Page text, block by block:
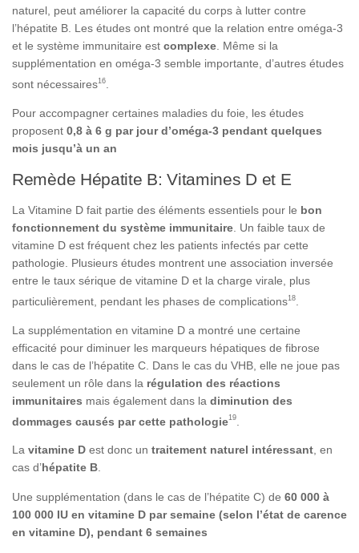
naturel, peut améliorer la capacité du corps à lutter contre
l’hépatite B. Les études ont montré que la relation entre oméga-3
et le système immunitaire est complexe . Même si la
supplémentation en oméga-3 semble importante, d’autres études
sont nécessaires16
Pour accompagner certaines maladies du foie, les études
proposent 0,8 à 6 g par jour d’oméga-3 pendant quelques
mois jusqu’à un an
Remède Hépatite B: Vitamines D et E
La Vitamine D fait partie des éléments essentiels pour le bon
fonctionnement du système immunitaire . Un faible taux de
vitamine D est fréquent chez les patients infectés par cette
pathologie. Plusieurs études montrent une association inversée
entre le taux sérique de vitamine D et la charge virale, plus
particulièrement, pendant les phases de complications18
La supplémentation en vitamine D a montré une certaine
efficacité pour diminuer les marqueurs hépatiques de fibrose
dans le cas de l’hépatite C. Dans le cas du VHB, elle ne joue pas
seulement un rôle dans la régulation des réactions
immunitaires mais également dans la diminution des
dommages causés par cette pathologie19
La vitamine D est donc un traitement naturel intéressant, en
cas d’hépatite B.
Une supplémentation (dans le cas de l’hépatite C) de 60 000 à
100 000 IU en vitamine D par semaine (selon l’état de carence
en vitamine D), pendant 6 semaines